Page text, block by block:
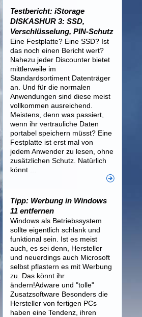
Testbericht: iStorage
DISKASHUR 3: SSD,
Verschlüsselung, PIN-Schutz
Eine Festplatte? Eine SSD? Ist
das noch einen Bericht wert?
Nahezu jeder Discounter bietet
mittlerweile im
Standardsortiment Datenträger
an. Und für die normalen
Anwendungen sind diese meist
vollkommen ausreichend.
Meistens, denn was passiert,
wenn ihr vertrauliche Daten
portabel speichern müsst? Eine
Festplatte ist erst mal von
jedem Anwender zu lesen, ohne
zusätzlichen Schutz. Natürlich
könnt ...
Tipp: Werbung in Windows
11 entfernen
Windows als Betriebssystem
sollte eigentlich schlank und
funktional sein. Ist es meist
auch, es sei denn, Hersteller
und neuerdings auch Microsoft
selbst pflastern es mit Werbung
zu. Das könnt ihr
ändern!Adware und "tolle"
Zusatzsoftware Besonders die
Hersteller von fertigen PCs
haben eine Tendenz, ihren